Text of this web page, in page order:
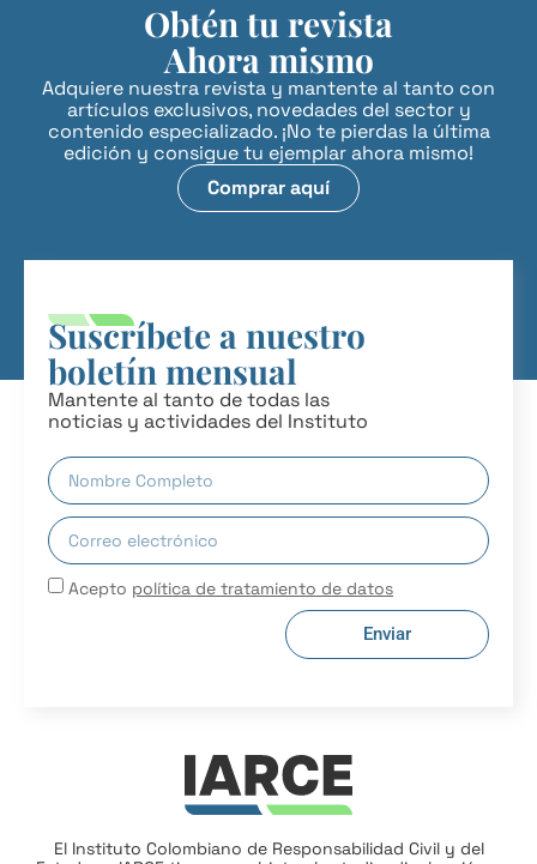
Obtén tu revista
Ahora mismo
Adquiere nuestra revista y mantente al tanto con
artículos exclusivos, novedades del sector y
contenido especializado. ¡No te pierdas la última
edición y consigue tu ejemplar ahora mismo!
Comprar aquí
Suscríbete a nuestro
boletín mensual
Mantente al tanto de todas las
noticias y actividades del Instituto
Acepto política de tratamiento de datos
Enviar
El Instituto Colombiano de Responsabilidad Civil y del